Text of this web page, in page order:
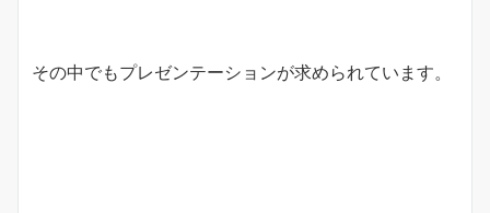
その中でもプレゼンテーションが求められています。